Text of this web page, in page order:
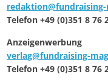
Telefon +49 (0)351 8 76
Anzeigenwerbung
verlag@fundraising-
Telefon +49 (0)351 8 76